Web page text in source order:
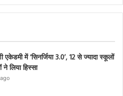
एकेडमी में ‘सिनर्जिया 3.0’, 12 से ज्यादा स्कूलों
ने लिया हिस्सा